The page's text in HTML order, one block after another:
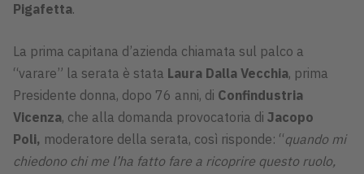
Pigafetta.
La prima capitana d’azienda chiamata sul palco a
“varare” la serata è stata Laura Dalla Vecchia, prima
Presidente donna, dopo 76 anni, di Confindustria
Vicenza, che alla domanda provocatoria di Jacopo
Poli, moderatore della serata, così risponde: “quando mi
chiedono chi me l’ha fatto fare a ricoprire questo ruolo,